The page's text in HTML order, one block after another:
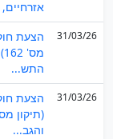
31/03/26
הצעת
התש...
31/03/26
הצעת
והגב...